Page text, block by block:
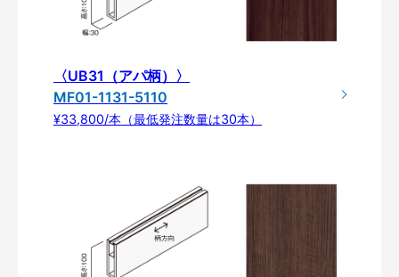
〈UB31（アパ柄）〉
MF01-1131-5110
¥33,800/本（最低発注数量は30本）